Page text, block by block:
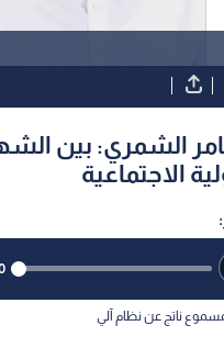
الشمري: بين
الاجتماعية
ناتج عن نظام آلي